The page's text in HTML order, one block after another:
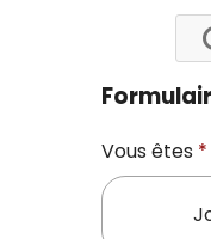
Vous êtes *